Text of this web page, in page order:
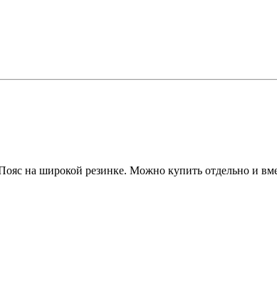
на широкой резинке. Можно купить отдельно и